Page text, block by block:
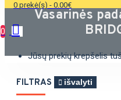
0 prekė(s) - 0.00€
0
Jūsų prekių krepšelis
Vasarinės
FILTRAS išvalyti